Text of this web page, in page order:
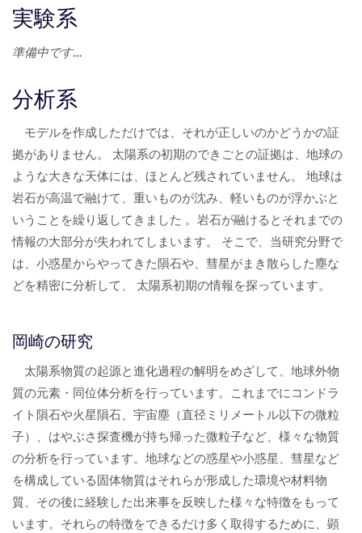
実験系
準備中です…
分析系
モデルを作成しただけでは、それが正しいのかどうかの証
拠がありません。 太陽系の初期のできごとの証拠は、地球の
ような大きな天体には、ほとんど残されていません。 地球は
岩石が高温で融けて、重いものが沈み、軽いものが浮かぶと
いうことを繰り返してきました 。岩石が融けるとそれまでの
情報の大部分が失われてしまいます。 そこで、当研究分野で
は、小惑星からやってきた隕石や、彗星がまき散らした塵な
どを精密に分析して、 太陽系初期の情報を探っています。
岡崎の研究
太陽系物質の起源と進化過程の解明をめざして、地球外物
質の元素・同位体分析を行っています。これまでにコンドラ
イト隕石や火星隕石、宇宙塵（直径ミリメートル以下の微粒
子）、はやぶさ探査機が持ち帰った微粒子など、様々な物質
の分析を行っています。地球などの惑星や小惑星、彗星など
を構成している固体物質はそれらが形成した環境や材料物
質、その後に経験した出来事を反映した様々な特徴をもって
います。それらの特徴をできるだけ多く取得するために、顕